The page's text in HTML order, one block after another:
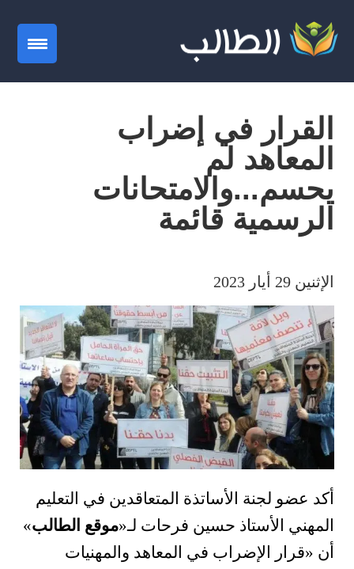
القرار في إضراب
المعاهد لم
يحسم...والامتحانات
الرسمية قائمة
الإثنين 29 أيار 2023
أكد عضو لجنة الأساتذة المتعاقدين في التعليم
المهني الأستاذ حسين فرحات لـ«موقع الطالب»
أن «قرار الإضراب في المعاهد والمهنيات